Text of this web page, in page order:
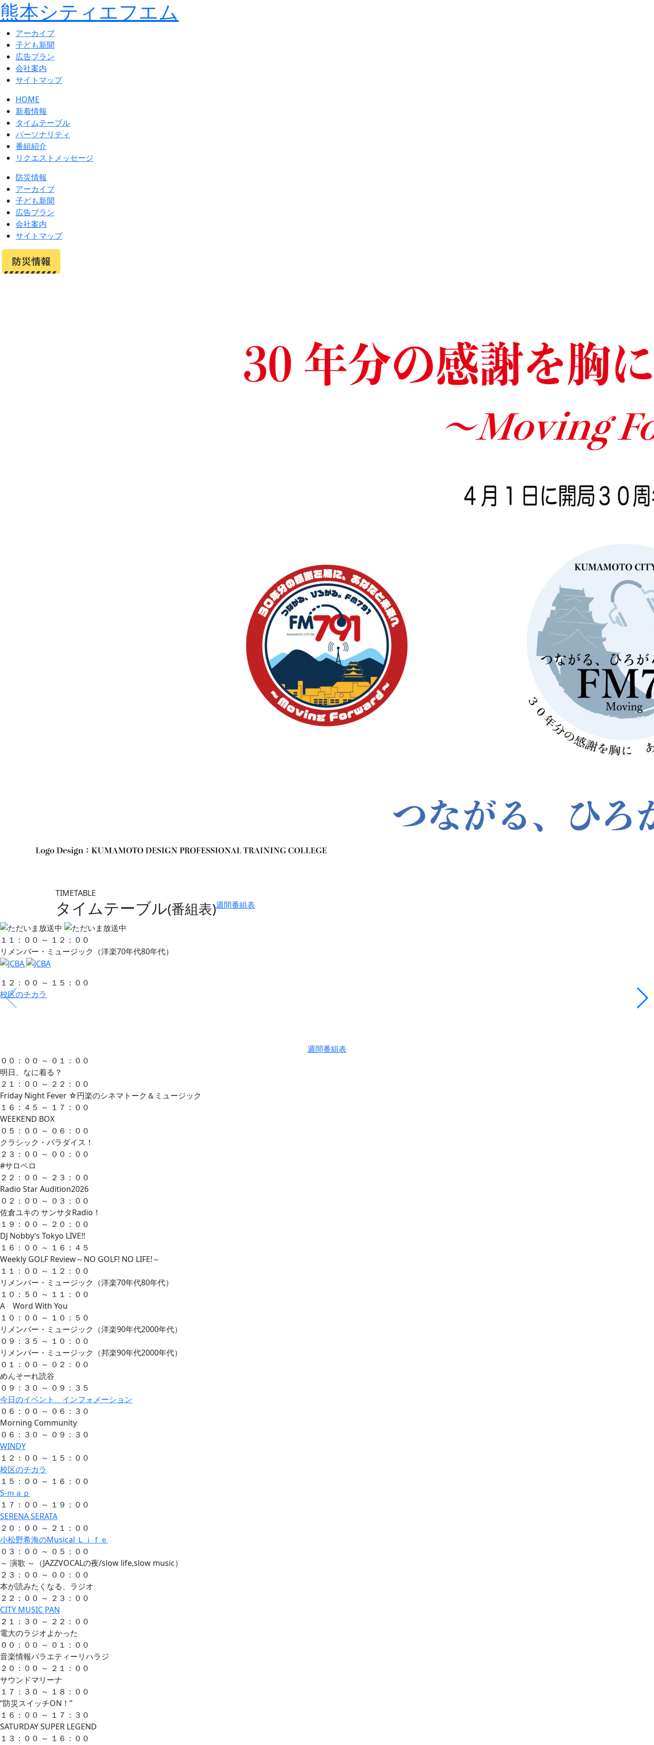
熊本シティエフエム
アーカイブ
⼦ども新聞
広告プラン
会社案内
サイトマップ
HOME
新着情報
タイムテーブル
パーソナリティ
番組紹介
リクエストメッセージ
防災情報
アーカイブ
子ども新聞
広告プラン
会社案内
サイトマップ
TIMETABLE
タイムテーブル(番組表)週間番組表
１１：００ ～ １２：００
リメンバー・ミュージック（洋楽70年代80年代）
１２：００ ～ １５：００
校区のチカラ
週間番組表
００：００ ～ ０１：００
明日、なに着る？
２１：００ ～ ２２：００
Friday Night Fever ☆円楽のシネマトーク＆ミュージック
１６：４５ ～ １７：００
WEEKEND BOX
０５：００ ～ ０６：００
クラシック・パラダイス！
２３：００ ～ ００：００
#サロペロ
２２：００ ～ ２３：００
Radio Star Audition2026
０２：００ ～ ０３：００
佐倉ユキの サンサタRadio！
１９：００ ～ ２０：００
DJ Nobby’s Tokyo LIVE!!
１６：００ ～ １６：４５
Weekly GOLF Review～NO GOLF! NO LIFE!～
１１：００ ～ １２：００
リメンバー・ミュージック（洋楽70年代80年代）
１０：５０ ～ １１：００
A Word With You
１０：００ ～ １０：５０
リメンバー・ミュージック（洋楽90年代2000年代）
０９：３５ ～ １０：００
リメンバー・ミュージック（邦楽90年代2000年代）
０１：００ ～ ０２：００
めんそーれ読谷
０９：３０ ～ ０９：３５
今日のイベント インフォメーション
０６：００ ～ ０６：３０
Morning Community
０６：３０ ～ ０９：３０
WINDY
１２：００ ～ １５：００
校区のチカラ
１５：００ ～ １６：００
S-ｍａｐ
１７：００ ～ １９：００
SERENA SERATA
２０：００ ～ ２１：００
小松野希海のMusical Ｌｉｆｅ
０３：００ ～ ０５：００
～ 演歌 ～（JAZZVOCALの夜/slow life,slow music）
２３：００ ～ ００：００
本が読みたくなる、ラジオ
２２：００ ～ ２３：００
CITY MUSIC PAN
２１：３０ ～ ２２：００
電大のラジオよかった
００：００ ～ ０１：００
音楽情報バラエティーリハラジ
２０：００ ～ ２１：００
サウンドマリーナ
１７：３０ ～ １８：００
“防災スイッチON！”
１６：００ ～ １７：３０
SATURDAY SUPER LEGEND
１３：００ ～ １６：００